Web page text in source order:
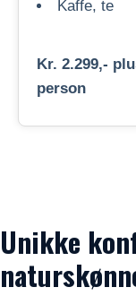
Kaffe, te
Kr. 2.299,-
person
Unikke